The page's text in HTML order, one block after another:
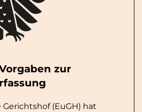
zur
(EuGH) hat